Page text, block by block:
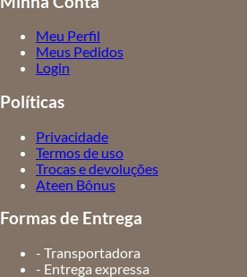
Meu Perfil
Meus Pedidos
Login
Políticas
Privacidade
Termos de uso
Trocas e devoluções
Ateen Bônus
Formas de Entrega
- Transportadora
- Entrega expressa